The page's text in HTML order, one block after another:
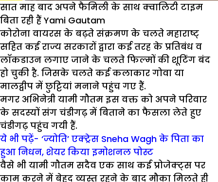
सात माह बाद अपने फैमिली के साथ क्वालिटी टाइम
बिता रही हैं Yami Gautam
कोरोना वायरस के बढ़ते संक्रमण के चलते महाराष्ट्
सहित कई राज्य सरकारों द्वारा कई तरह के प्रतिबंध व
लाॅकडाउन लगाए जाने के चलते फिल्मों की शूटिंग बंद
हो चुकी है. जिसके चलते कई कलाकार गोवा या
मालद्वीप में छुट्टियां मनाने पहुंच गए हैं.
मगर अभिनेत्री यामी गौतम इस वक्त को अपने परिवार
के सदस्यों संग चंडीगढ़ में बिताने का फैसला लेते हुए
चंडीगढ़ पहुंच गयी हैं.
ये भी पढ़ें- ‘ज्योति’ एक्ट्रेस Sneha Wagh के पिता का
हुआ निधन, शेयर किया इमोशनल पोस्ट
वैसे भी यामी गौतम सदैव एक साथ कई प्रोजेक्ट्स पर
काम करने में बेहद व्यस्त रहने के बाद मौका मिलते ही